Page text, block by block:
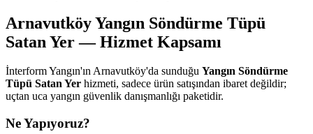
Arnavutköy Yangın Söndürme Tüpü
Satan Yer — Hizmet Kapsamı
İnterform Yangın'ın Arnavutköy'da sunduğu Yangın Söndürme
Tüpü Satan Yer hizmeti, sadece ürün satışından ibaret değildir;
uçtan uca yangın güvenlik danışmanlığı paketidir.
Ne Yapıyoruz?